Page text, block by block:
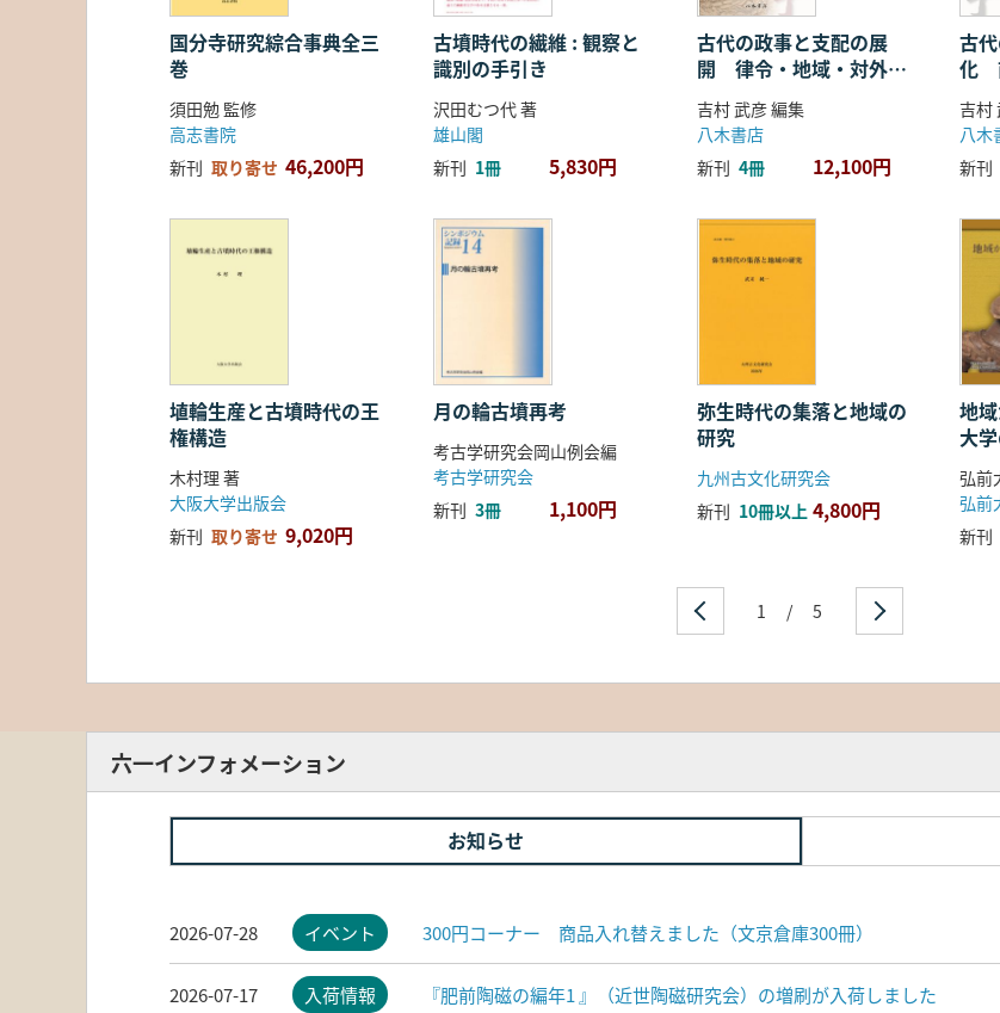
国分寺研究綜合事典全三
巻
須田勉 監修
高志書院
新刊 取り寄せ 46,200円
古墳時代の繊維 : 観察と
識別の手引き
沢田むつ代 著
雄山閣
新刊 1冊 5,830円
古代の政事と支配の展
開 律令・地域・対外関
係
吉村 武彦 編集
八木書店
新刊 4冊 12,100円
古
化
こ
吉村
八木
新刊
埴輪生産と古墳時代の王
権構造
木村理 著
大阪大学出版会
新刊 取り寄せ 9,020円
月の輪古墳再考
考古学研究会岡山例会編
考古学研究会
新刊 3冊 1,100円
弥生時代の集落と地域の
研究
九州古文化研究会
新刊 10冊以上 4,800円
地
大
弘前
新刊
1 / 5
六一インフォメーション
お知らせ
2026-07-28 イベント 300円コーナー 商品入れ替えました（文京倉庫300冊）
2026-07-17 入荷情報 『肥前陶磁の編年1 』（近世陶磁研究会）の増刷が入荷しました